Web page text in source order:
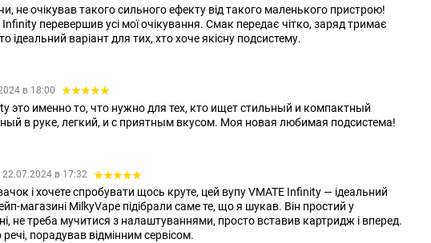
не очікував такого сильного ефекту від такого маленького пристрою!
Infinity перевершив усі мої очікування. Смак передає чітко, заряд тримає
ідеальний варіант для тих, хто хоче якісну подсистему.
в 18:00
это именно то, что нужно для тех, кто ищет стильный и компактный
в руке, легкий, и с приятным вкусом. Моя новая любимая подсистема!
22.07.2024 в 17:32
і хочете спробувати щось круте, цей вупу VMATE Infinity — ідеальний
магазині MilkyVape підібрали саме те, що я шукав. Він простий у
не треба мучитися з налаштуваннями, просто вставив картридж і вперед.
порадував відмінним сервісом.